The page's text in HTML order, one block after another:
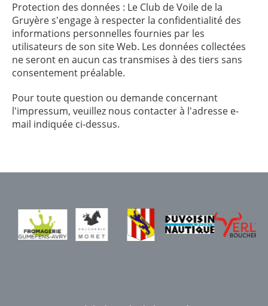
Protection des données : Le Club de Voile de la
Gruyère s'engage à respecter la confidentialité des
informations personnelles fournies par les
utilisateurs de son site Web. Les données collectées
ne seront en aucun cas transmises à des tiers sans
consentement préalable.
Pour toute question ou demande concernant
l'impressum, veuillez nous contacter à l'adresse e-
mail indiquée ci-dessus.